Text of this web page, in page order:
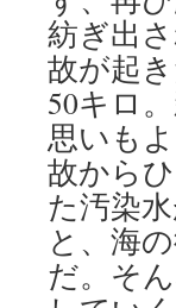
紡ぎ出
故が起
50キロ
思いも
故から
た汚染
と、海
だ。そ